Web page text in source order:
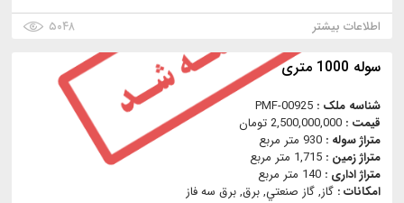
اطلاعات بیشتر
۵۰۴۸
سوله 1000 متری
شناسه ملک : PMF-00925
قیمت : 2,500,000,000 تومان
متراژ سوله : 930 متر مربع
متراژ زمین : 1,715 متر مربع
متراژ اداری : 140 متر مربع
امکانات : گاز, گاز صنعتي, برق, برق سه فاز